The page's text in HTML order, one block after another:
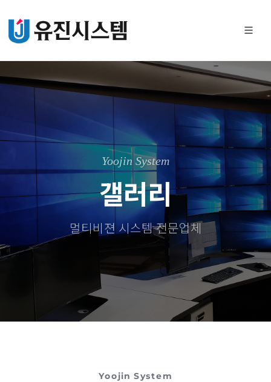
Yoojin System
갤러리
멀티비젼 시스템 전문업체
Yoojin System